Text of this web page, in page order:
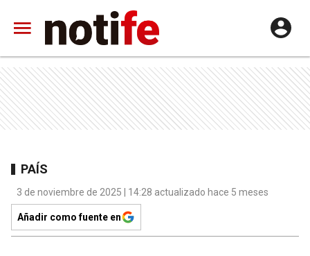
PAÍS
3 de noviembre de 2025 | 14:28 actualizado hace 5 meses
Añadir como fuente en